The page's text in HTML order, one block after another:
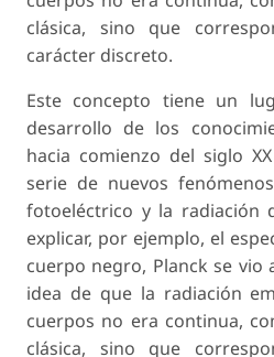
clásica, sino que
carácter discreto.
Este concepto tiene un
desarrollo de los
hacia comienzo del siglo
serie de nuevos
fotoeléctrico y la radiación
explicar, por ejemplo, el
cuerpo negro, Planck se vio
idea de que la radiación
cuerpos no era continua,
clásica, sino que